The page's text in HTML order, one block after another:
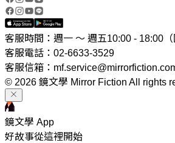
客服時間：週一 ～ 週五10:00 - 18:00（
客服電話：02-6633-3529
客服信箱：
© 2026 鏡文學 Mirror Fiction All rights
鏡文學 App
好故事從這裡開始